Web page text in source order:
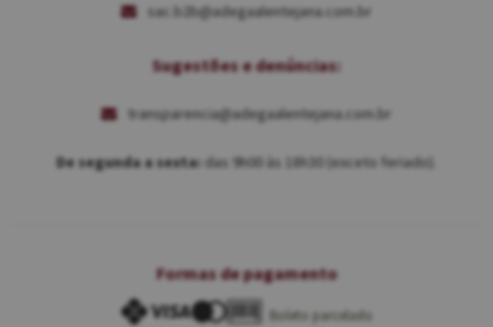
sac.b2b@adegaalentejana.com.br
Sugestões e denúncias:
transparencia@adegaalentejana.com.br
De segunda a sexta: das 9h00 às 18h30 (exceto feriado).
Formas de pagamento
Boleto parcelado